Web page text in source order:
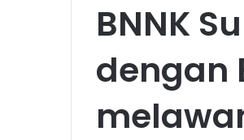
BNNK
dengan